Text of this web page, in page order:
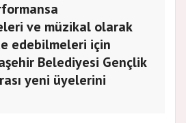
ve müzikal olarak
edebilmeleri için
Belediyesi Gençlik
yeni üyelerini